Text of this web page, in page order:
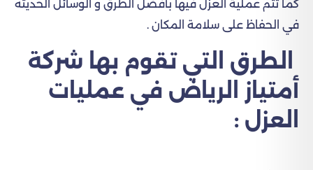
كما تتم عملية العزل فيها بأفضل الطرق و الوسائل الحديثه
في الحفاظ على سلامة المكان .
الطرق التي تقوم بها شركة
أمتياز الرياض في عمليات
العزل :